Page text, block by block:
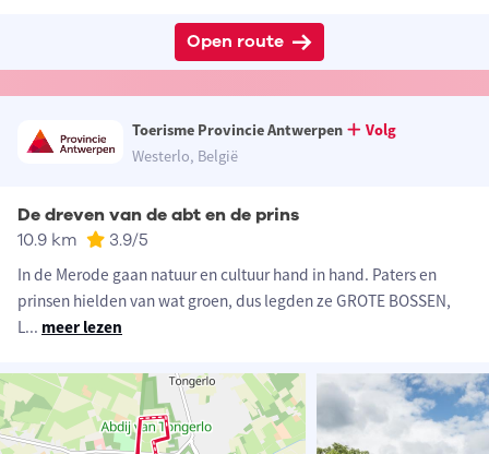
Open route
Toerisme Provincie Antwerpen
Volg
Westerlo, België
De dreven van de abt en de prins
10.9 km 3.9/5
In de Merode gaan natuur en cultuur hand in hand. Paters en
prinsen hielden van wat groen, dus legden ze GROTE BOSSEN,
L... meer lezen